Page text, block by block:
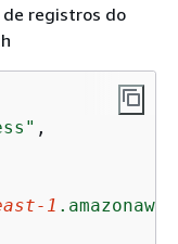
de registros do
,
1